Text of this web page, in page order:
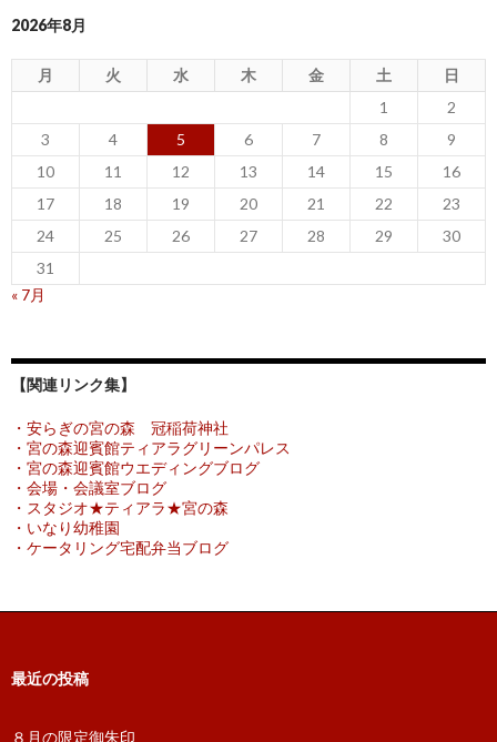
2026年8月
月 火 水 木 金 土
日
1
2
3
4 5 6 7 8
9
10
11 12 13 14 15
16
17
18 19 20 21 22
23
24
25 26 27 28 29
30
31
« 7月
【関連リンク集】
・安らぎの宮の森 冠稲荷神社
・宮の森迎賓館ティアラグリーンパレス
・宮の森迎賓館ウエディングブログ
・会場・会議室ブログ
・スタジオ★ティアラ★宮の森
・いなり幼稚園
・ケータリング宅配弁当ブログ
最近の投稿
８月の限定御朱印